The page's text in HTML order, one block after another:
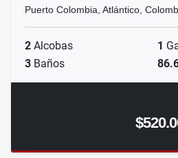
Puerto Colombia, Atlántico,
2 Alcobas 1
3 Baños